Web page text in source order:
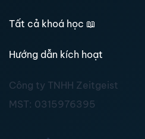
Tất cả khoá học 📖
Hướng dẫn kích hoạt
Công ty TNHH Zeitgeist
MST: 0315976395